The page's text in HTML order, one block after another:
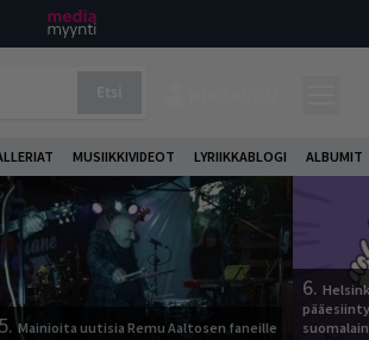
MUSIIKKIVIDEOT LYRIIKKABLOGI ALBUMIT
5.Mainioita uutisia Remu Aaltosen faneille
6.